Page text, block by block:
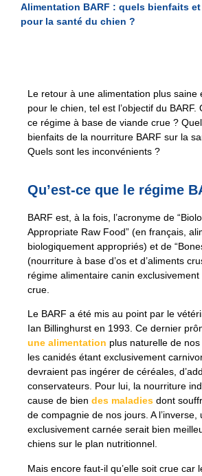
Alimentation BARF : quels bienfaits
pour la santé du chien ?
Le retour à une alimentation plus saine
pour le chien, tel est l’objectif du BARF.
ce régime à base de viande crue ?
bienfaits de la nourriture BARF sur la
Quels sont les inconvénients ?
Qu’est-ce que le régime
BARF est, à la fois, l’acronyme de
Appropriate Raw Food” (en français,
biologiquement appropriés) et de
(nourriture à base d’os et d’aliments
régime alimentaire canin
crue.
Le BARF a été mis au point par le
Ian Billinghurst en 1993. Ce dernier
une alimentation plus naturelle de nos
les canidés étant exclusivement
devraient pas ingérer de céréales,
conservateurs. Pour lui, la nourriture
cause de bien des maladies dont
de compagnie de nos jours. A
exclusivement carnée serait bien
chiens sur le plan nutritionnel.
Mais encore faut-il qu’elle soit crue car